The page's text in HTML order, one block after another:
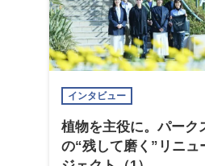
インタビュー
植物を主役に。パーク
の“残して磨く”リニュ